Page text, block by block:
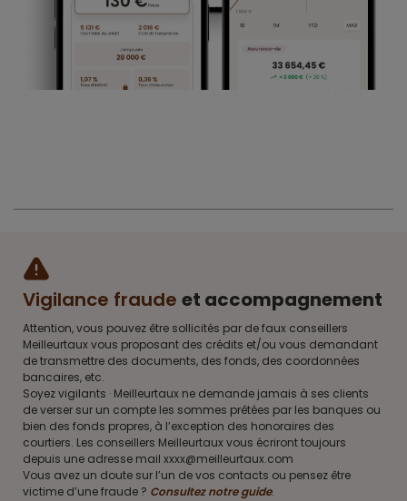
Vigilance fraude et accompagnement
Attention, vous pouvez être sollicités par de faux conseillers
Meilleurtaux vous proposant des crédits et/ou vous demandant
de transmettre des documents, des fonds, des coordonnées
bancaires, etc.
Soyez vigilants · Meilleurtaux ne demande jamais à ses clients
de verser sur un compte les sommes prêtées par les banques ou
bien des fonds propres, à l’exception des honoraires des
courtiers. Les conseillers Meilleurtaux vous écriront toujours
depuis une adresse mail xxxx@meilleurtaux.com
Vous avez un doute sur l’un de vos contacts ou pensez être
victime d’une fraude ? Consultez notre guide.